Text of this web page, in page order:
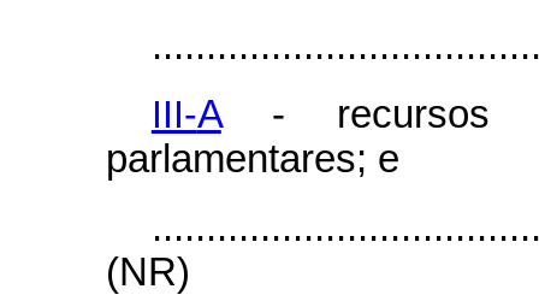
III-A- recursos
parlamentares; e
(NR)